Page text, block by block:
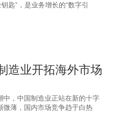
匙”，是业务增长的“数字引
造业开拓海外市场
中，中国制造业正站在新的十字
微薄，国内市场竞争趋于白热